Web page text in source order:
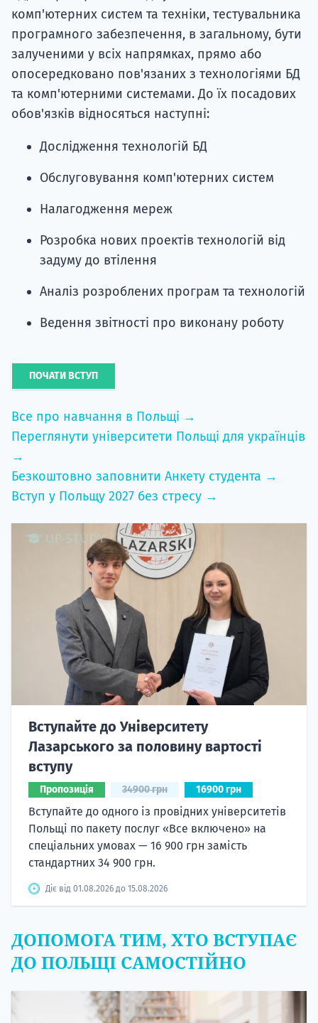
комп'ютерних систем та техніки, тестувальника
програмного забезпечення, в загальному, бути
залученими у всіх напрямках, прямо або
опосередковано пов'язаних з технологіями БД
та комп'ютерними системами. До їх посадових
обов'язків відносяться наступні:
Дослідження технологій БД
Обслуговування комп'ютерних систем
Налагодження мереж
Розробка нових проектів технологій від
задуму до втілення
Аналіз розроблених програм та технологій
Ведення звітності про виконану роботу
ПОЧАТИ ВСТУП
Все про навчання в Польщі →
Переглянути університети Польщі для українців
→
Безкоштовно заповнити Анкету студента →
Вступ у Польщу 2027 без стресу →
Вступайте до Університету
Лазарського за половину вартості
вступу
Пропозиція 34900 грн 16900 грн
Вступайте до одного із провідних університетів
Польщі по пакету послуг «Все включено» на
спеціальних умовах — 16 900 грн замість
стандартних 34 900 грн.
Діє від 01.08.2026 до 15.08.2026
ДОПОМОГА ТИМ, ХТО ВСТУПАЄ
ДО ПОЛЬЩІ САМОСТІЙНО